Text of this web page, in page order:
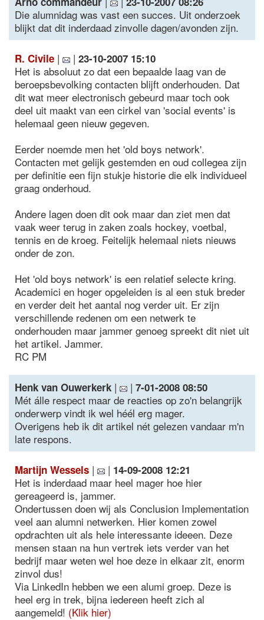
Die alumnidag was vast een succes. Uit onderzoek
blijkt dat dit inderdaad zinvolle dagen/avonden zijn.
R. Civile | | 23-10-2007 15:10
Het is absoluut zo dat een bepaalde laag van de
beroepsbevolking contacten blijft onderhouden. Dat
dit wat meer electronisch gebeurd maar toch ook
deel uit maakt van een cirkel van 'social events' is
helemaal geen nieuw gegeven.
Eerder noemde men het 'old boys network'.
Contacten met gelijk gestemden en oud collegea zijn
per definitie een fijn stukje historie die elk individueel
graag onderhoud.
Andere lagen doen dit ook maar dan ziet men dat
vaak weer terug in zaken zoals hockey, voetbal,
tennis en de kroeg. Feitelijk helemaal niets nieuws
onder de zon.
Het 'old boys network' is een relatief selecte kring.
Academici en hoger opgeleiden is al een stuk breder
en verder deit het aantal nog verder uit. Er zijn
verschillende redenen om een netwerk te
onderhouden maar jammer genoeg spreekt dit niet uit
het artikel. Jammer.
RC PM
Henk van Ouwerkerk | | 7-01-2008 08:50
Mét álle respect maar de reacties op zo'n belangrijk
onderwerp vindt ik wel héél erg mager.
Overigens heb ik dit artikel nét gelezen vandaar m'n
late respons.
Martijn Wessels | | 14-09-2008 12:21
Het is inderdaad maar heel mager hoe hier
gereageerd is, jammer.
Ondertussen doen wij als Conclusion Implementation
veel aan alumni netwerken. Hier komen zowel
opdrachten uit als hele interessante ideeen. Deze
mensen staan na hun vertrek iets verder van het
bedrijf maar weten wel hoe deze in elkaar zit, enorm
zinvol dus!
Via LinkedIn hebben we een alumi groep. Deze is
heel erg in trek, bijna iedereen heeft zich al
aangemeld! (Klik hier)